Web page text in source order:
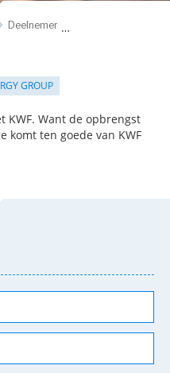
Deelnemer
GROUP
KWF. Want de opbrengst
komt ten goede van KWF